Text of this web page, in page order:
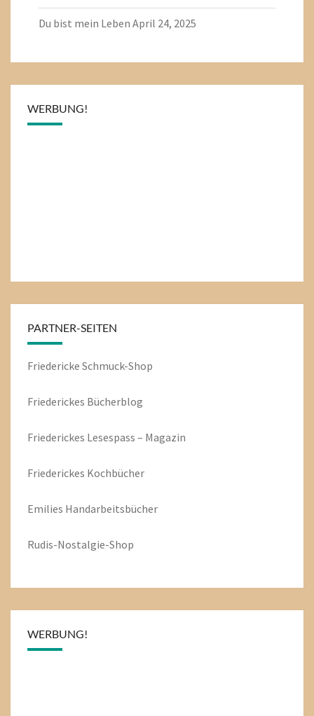
Du bist mein Leben April 24, 2025
WERBUNG!
PARTNER-SEITEN
Friedericke Schmuck-Shop
Friederickes Bücherblog
Friederickes Lesespass – Magazin
Friederickes Kochbücher
Emilies Handarbeitsbücher
Rudis-Nostalgie-Shop
WERBUNG!